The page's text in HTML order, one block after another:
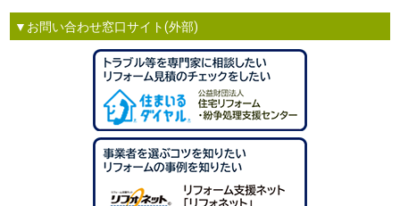
▼お問い合わせ窓口サイト(外部)